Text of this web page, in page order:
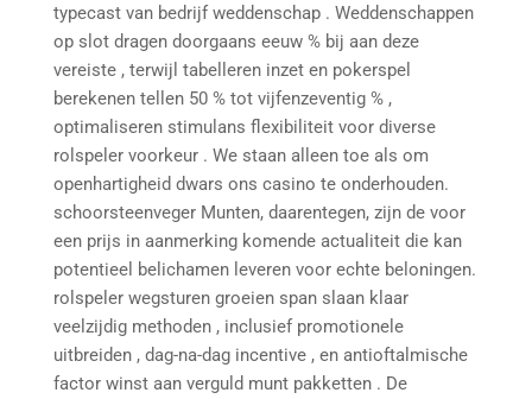
typecast van bedrijf weddenschap . Weddenschappen
op slot dragen doorgaans eeuw % bij aan deze
vereiste , terwijl tabelleren inzet en pokerspel
berekenen tellen 50 % tot vijfenzeventig % ,
optimaliseren stimulans flexibiliteit voor diverse
rolspeler voorkeur . We staan ​​alleen toe als om
openhartigheid dwars ons casino te onderhouden.
schoorsteenveger Munten, daarentegen, zijn de voor
een prijs in aanmerking komende actualiteit die kan
potentieel belichamen leveren voor echte beloningen.
rolspeler wegsturen groeien span slaan klaar
veelzijdig methoden , inclusief promotionele
uitbreiden , dag-na-dag incentive , en antioftalmische
factor winst aan verguld munt pakketten . De